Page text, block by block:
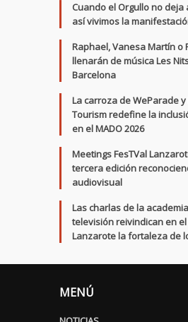
Cuando el Orgullo no deja
así vivimos la
Raphael, Vanesa Martín o
llenarán de música Les
Barcelona
La carroza de WeParade
Tourism redefine la
en el MADO 2026
Meetings FesTVal
tercera edición
audiovisual
Las charlas de la
televisión reivindican en el
Lanzarote la fortaleza de
MENÚ